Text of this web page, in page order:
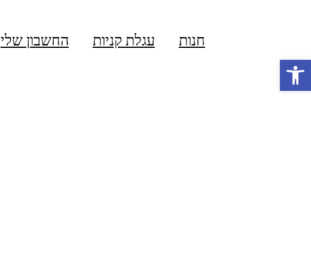
חנות עגלת קניות החשבון שלי
פתח סרגל נגישות